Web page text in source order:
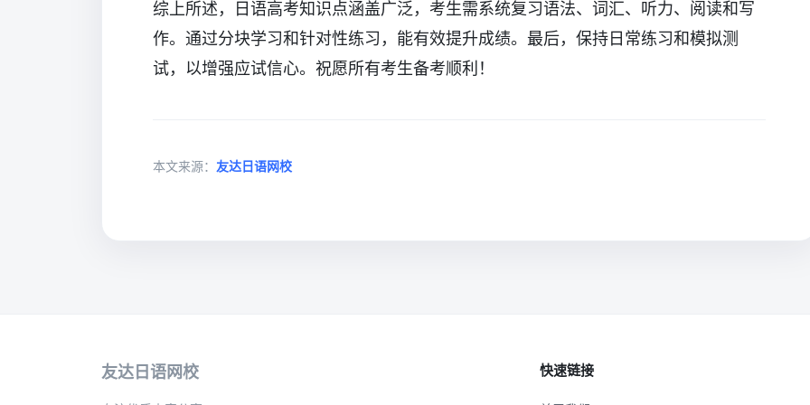
综上所述，日语高考知识点涵盖广泛，考生需系统复习语法、词汇、听力、阅读和写
作。通过分块学习和针对性练习，能有效提升成绩。最后，保持日常练习和模拟测
试，以增强应试信心。祝愿所有考生备考顺利！
本文来源： 友达日语网校
友达日语网校 快速链接